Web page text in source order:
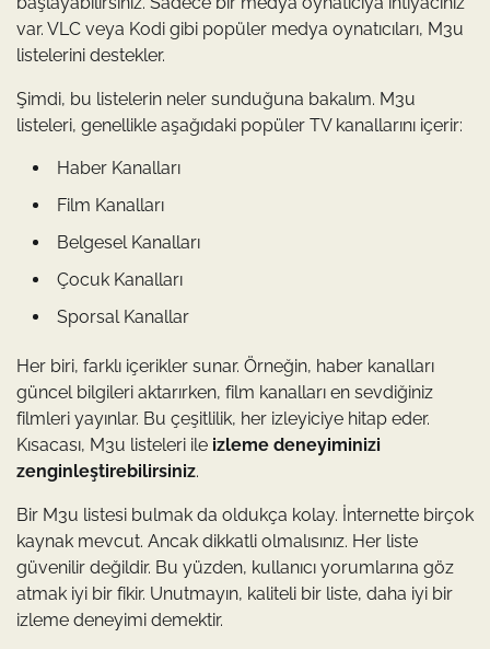
var. VLC veya Kodi gibi popüler medya oynatıcıları, M3u
listelerini destekler.
Şimdi, bu listelerin neler sunduğuna bakalım. M3u
listeleri, genellikle aşağıdaki popüler TV kanallarını içerir:
Haber Kanalları
Film Kanalları
Belgesel Kanalları
Çocuk Kanalları
Sporsal Kanallar
Her biri, farklı içerikler sunar. Örneğin, haber kanalları
güncel bilgileri aktarırken, film kanalları en sevdiğiniz
filmleri yayınlar. Bu çeşitlilik, her izleyiciye hitap eder.
Kısacası, M3u listeleri ile izleme deneyiminizi
zenginleştirebilirsiniz.
Bir M3u listesi bulmak da oldukça kolay. İnternette birçok
kaynak mevcut. Ancak dikkatli olmalısınız. Her liste
güvenilir değildir. Bu yüzden, kullanıcı yorumlarına göz
atmak iyi bir fikir. Unutmayın, kaliteli bir liste, daha iyi bir
izleme deneyimi demektir.